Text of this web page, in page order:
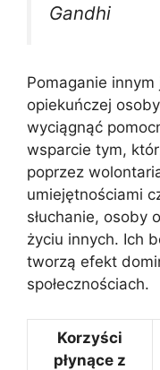
Gandhi
Pomaganie
opiekuńczej
wyciągnąć
wsparcie tym,
poprzez
umiejętnościami
słuchanie, osoby
życiu innych. Ich
tworzą efekt
społecznościach.
Korzyści
płynące z